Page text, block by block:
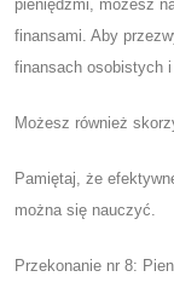
pieniędzmi, możesz
finansami. Aby
finansach osobistych
Możesz również
Pamiętaj, że
można się nauczyć.
Przekonanie nr 8: